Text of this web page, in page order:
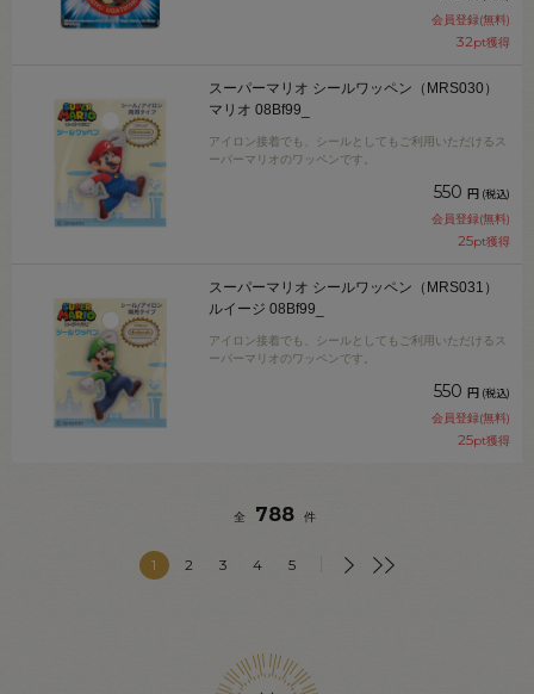
会員登録(無料)
32pt獲得
スーパーマリオ シールワッペン（MRS030）
マリオ 08Bf99_
アイロン接着でも、シールとしてもご利用いただけるス
ーパーマリオのワッペンです。
550 円 (税込)
会員登録(無料)
25pt獲得
スーパーマリオ シールワッペン（MRS031）
ルイージ 08Bf99_
アイロン接着でも、シールとしてもご利用いただけるス
ーパーマリオのワッペンです。
550 円 (税込)
会員登録(無料)
25pt獲得
全 788 件
1 2 3 4 5